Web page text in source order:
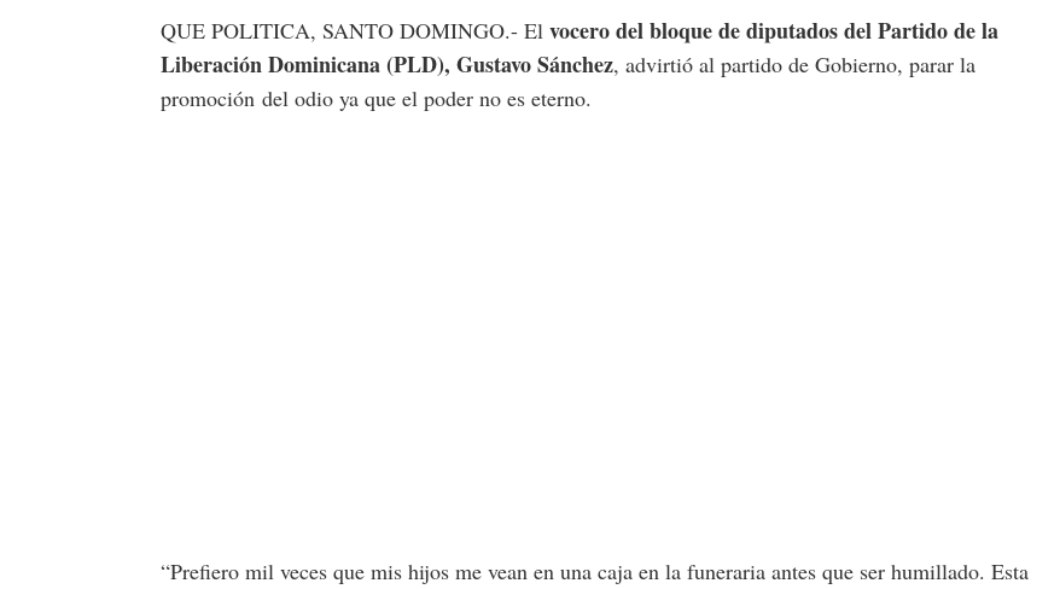
QUE POLITICA, SANTO DOMINGO.- El vocero del bloque de diputados del Partido de la
Liberación Dominicana (PLD), Gustavo Sánchez, advirtió al partido de Gobierno, parar la
promoción del odio ya que el poder no es eterno.
“Prefiero mil veces que mis hijos me vean en una caja en la funeraria antes que ser humillado. Esta